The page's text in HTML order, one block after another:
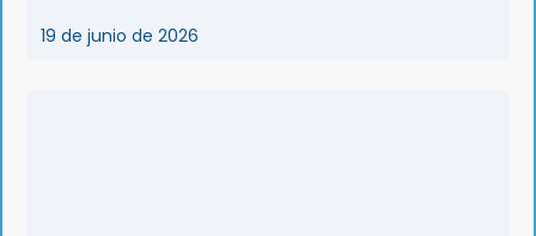
19 de junio de 2026